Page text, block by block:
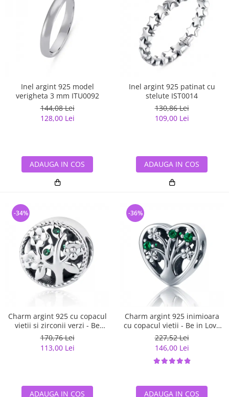
Inel argint 925 model
verigheta 3 mm ITU0092
144,08 Lei
128,00 Lei
ADAUGA IN COS
Inel argint 925 patinat cu
stelute IST0014
130,86 Lei
109,00 Lei
ADAUGA IN COS
Charm argint 925 cu copacul
vietii si zirconii verzi - Be
Nature PST0059
170,76 Lei
113,00 Lei
-34%
ADAUGA IN COS
Charm argint 925 inimioara
cu copacul vietii - Be in Love
PST0105
227,52 Lei
146,00 Lei
-36%
ADAUGA IN COS